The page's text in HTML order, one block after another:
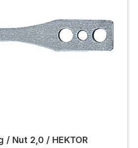
/ Nut 2,0 / HEKTOR